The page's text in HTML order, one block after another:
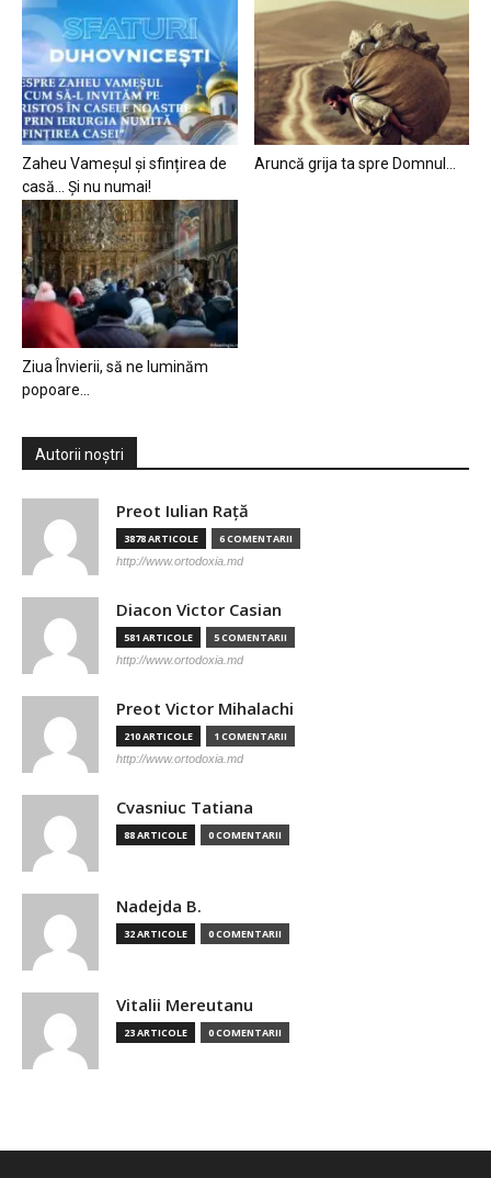
Zaheu Vameșul și sfințirea de
casă… Și nu numai!
Aruncă grija ta spre Domnul…
Ziua Învierii, să ne luminăm
popoare…
Autorii noștri
Preot Iulian Raţă
3878 ARTICOLE 6 COMENTARII
http://www.ortodoxia.md
Diacon Victor Casian
581 ARTICOLE 5 COMENTARII
http://www.ortodoxia.md
Preot Victor Mihalachi
210 ARTICOLE 1 COMENTARII
http://www.ortodoxia.md
Cvasniuc Tatiana
88 ARTICOLE 0 COMENTARII
Nadejda B.
32 ARTICOLE 0 COMENTARII
Vitalii Mereutanu
23 ARTICOLE 0 COMENTARII